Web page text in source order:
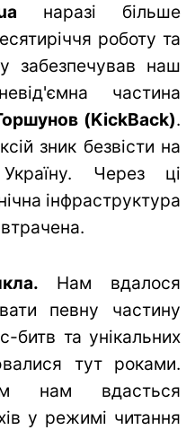
наразі більше
роботу та
забезпечував наш
частина
(KickBack).
зник безвісти на
Через ці
інфраструктура
Нам вдалося
певну частину
битв та унікальних
тут роками.
нам вдасться
у режимі читання